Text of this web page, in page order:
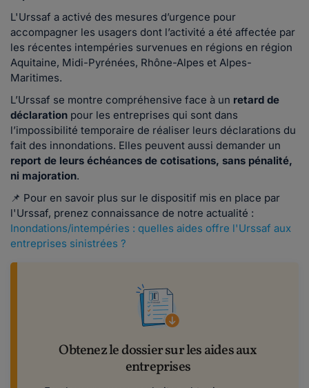
L'Urssaf a activé des mesures d’urgence pour
accompagner les usagers dont l’activité a été affectée par
les récentes intempéries survenues en régions en région
Aquitaine, Midi-Pyrénées, Rhône-Alpes et Alpes-
Maritimes.
L’Urssaf se montre compréhensive face à un retard de
déclaration pour les entreprises qui sont dans
l’impossibilité temporaire de réaliser leurs déclarations du
fait des innondations. Elles peuvent aussi demander un
report de leurs échéances de cotisations, sans pénalité,
ni majoration.
📌 Pour en savoir plus sur le dispositif mis en place par
l'Urssaf, prenez connaissance de notre actualité :
Inondations/intempéries : quelles aides offre l'Urssaf aux
entreprises sinistrées ?
Obtenez le dossier sur les aides aux
entreprises